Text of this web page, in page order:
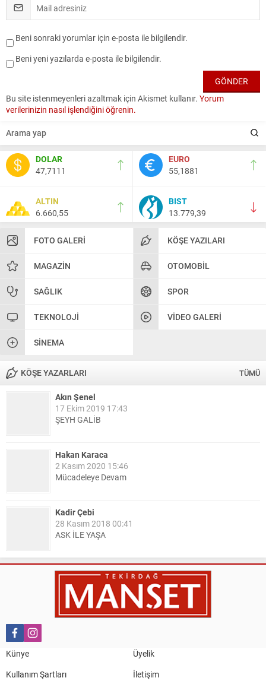
DOLAR
47,7111
EURO
55,1881
ALTIN
6.660,55
BIST
13.779,39
FOTO GALERI KÖŞE YAZILARI
MAGAZIN OTOMOBIL
SAĞLIK SPOR
TEKNOLOJI VIDEO GALERI
SINEMA
KÖŞE YAZARLARI TÜMÜ
Akın Şenel
17 Ekim 2019 17:43
ŞEYH GALİB
Hakan Karaca
2 Kasım 2020 15:46
Mücadeleye Devam
Kadir Çebi
28 Kasım 2018 00:41
ASK İLE YAŞA
Nail Kazanç
10 Mart 2023 21:36
HAYDİ TEKİRDAĞ MAÇA !!!!
TEKİRDAĞ İL EMNİYET MÜDÜRÜMÜZE HAYIRLI OLSUN
Beni sonraki yorumlar için e-posta ile bilgilendir.
Beni yeni yazılarda e-posta ile bilgilendir.
Bu site istenmeyenleri azaltmak için Akismet kullanır. Yorum
verilerinizin nasıl işlendiğini öğrenin.
Künye
Üyelik
Kullanım Şartları
İletişim